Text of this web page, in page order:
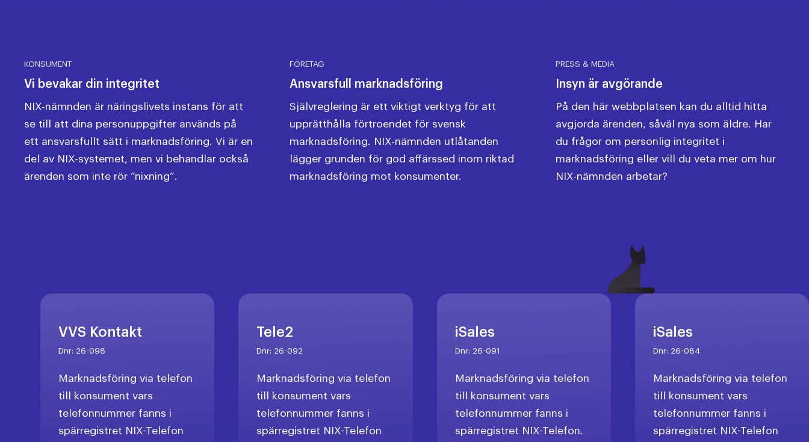
KONSUMENT
Vi bevakar din integritet
NIX-nämnden är näringslivets instans för att
se till att dina personuppgifter används på
ett ansvarsfullt sätt i marknadsföring. Vi är en
del av NIX-systemet, men vi behandlar också
ärenden som inte rör ”nixning”.
FÖRETAG
Ansvarsfull marknadsföring
Självreglering är ett viktigt verktyg för att
upprätthålla förtroendet för svensk
marknadsföring. NIX-nämnden utlåtanden
lägger grunden för god affärssed inom riktad
marknadsföring mot konsumenter.
PRESS & MEDIA
Insyn är avgörande
På den här webbplatsen kan du alltid hitta
avgjorda ärenden, såväl nya som äldre. Har
du frågor om personlig integritet i
marknadsföring eller vill du veta mer om hur
NIX-nämnden arbetar?
VVS Kontakt
Dnr: 26-098
Marknadsföring via telefon
till konsument vars
telefonnummer fanns i
spärregistret NIX-Telefon
Tele2
Dnr: 26-092
Marknadsföring via telefon
till konsument vars
telefonnummer fanns i
spärregistret NIX-Telefon
iSales
Dnr: 26-091
Marknadsföring via telefon
till konsument vars
telefonnummer fanns i
spärregistret NIX-Telefon.
iSales
Dnr: 26-084
Marknadsföring via telefon
till konsument vars
telefonnummer fanns i
spärregistret NIX-Telefon